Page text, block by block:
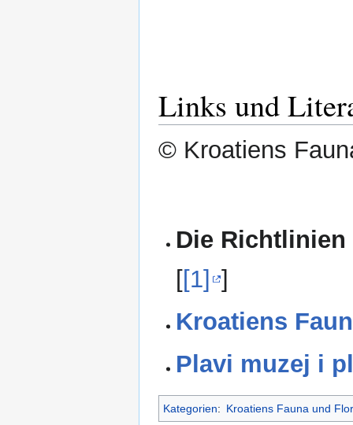
Links und
© Kroatiens
Die
[[1] ]
Kroatiens
Plavi muzej i
Kategorien: Kroatiens Fauna und